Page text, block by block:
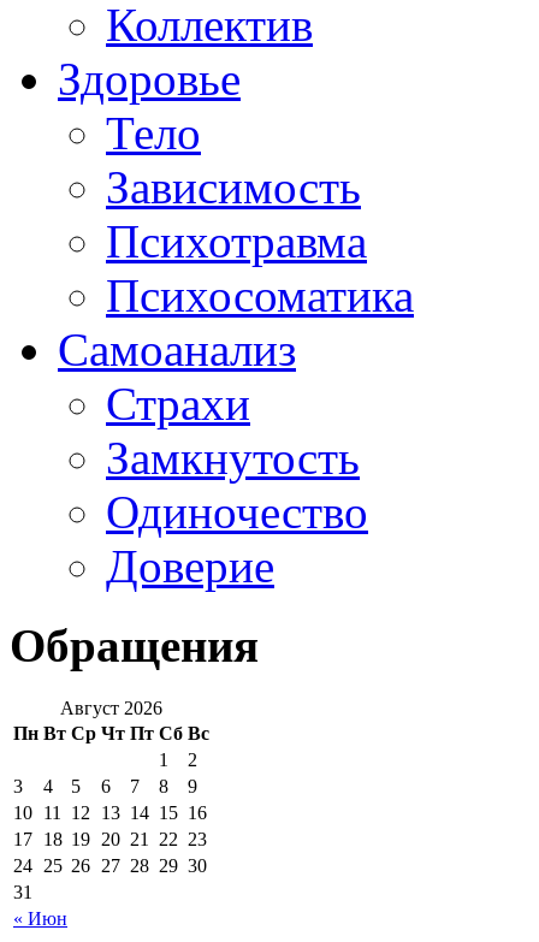
Коллектив
Здоровье
Тело
Зависимость
Психотравма
Психосоматика
Самоанализ
Страхи
Замкнутость
Одиночество
Доверие
Обращения
Август 2026
Пн Вт Ср Чт Пт Сб Вс
« Июн
1
2
3
4 5 6 7 8
9
10 11 12 13 14 15 16
17 18 19 20 21 22 23
24 25 26 27 28 29 30
31